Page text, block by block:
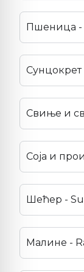
Пшеница -
Свиње и
Соја и
Шећер -
Малине -